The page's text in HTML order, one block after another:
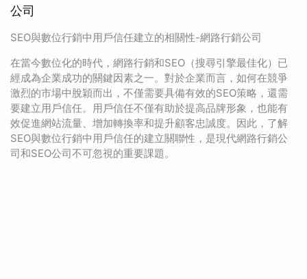
公司
SEO與數位行銷中用戶信任建立的相關性-網路行銷公司
在當今數位化的時代，網路行銷和SEO（搜尋引擎最佳化）已
經成為企業成功的關鍵因素之一。對於企業而言，如何在競爭
激烈的市場中脫穎而出，不僅需要具備有效的SEO策略，還需
要建立用戶信任。用戶信任不僅有助於提高品牌形象，也能有
效促進網站流量、增加轉換率和提升顧客忠誠度。因此，了解
SEO與數位行銷中用戶信任的建立關聯性，是現代網路行銷公
司和SEO公司不可忽視的重要課題。